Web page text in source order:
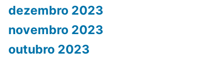
dezembro 2023
novembro 2023
outubro 2023